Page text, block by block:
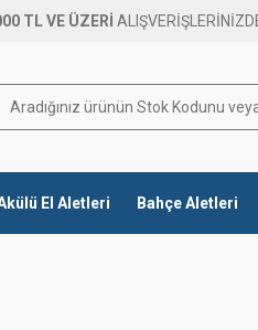
TL VE ÜZERİ
El Aletleri Bahçe Aletleri